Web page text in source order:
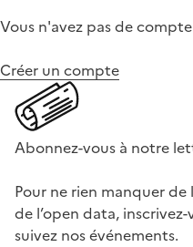
Vous n'avez pas de
Créer un compte
Abonnez-vous à notre
Pour ne rien manquer
de l’open data,
suivez nos événements.